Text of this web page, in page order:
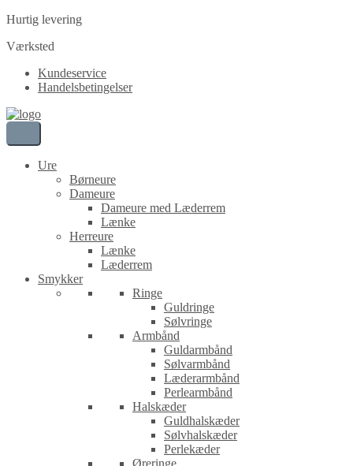
Hurtig levering
Værksted
Kundeservice
Handelsbetingelser
Ure
Børneure
Dameure
Dameure med Læderrem
Lænke
Herreure
Lænke
Læderrem
Smykker
Ringe
Guldringe
Sølvringe
Armbånd
Guldarmbånd
Sølvarmbånd
Læderarmbånd
Perlearmbånd
Halskæder
Guldhalskæder
Sølvhalskæder
Perlekæder
Øreringe